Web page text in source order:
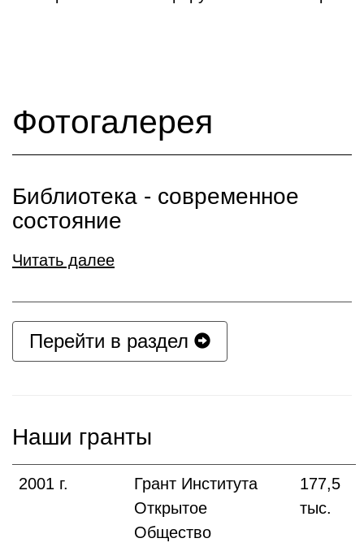
Фотогалерея
Библиотека - современное
состояние
Читать далее
Перейти в раздел
Наши гранты
2001 г.
Грант Института
Открытое
Общество
177,5
тыс.